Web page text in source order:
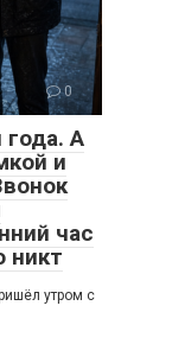
0
А
и
час
никт
утром с